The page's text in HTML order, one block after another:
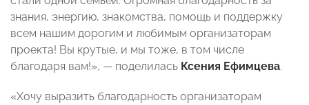
знания, энергию, знакомства, помощь и поддержку
всем нашим дорогим и любимым организаторам
проекта! Вы крутые, и мы тоже, в том числе
благодаря вам!», — поделилась Ксения Ефимцева.
«Хочу выразить благодарность организаторам